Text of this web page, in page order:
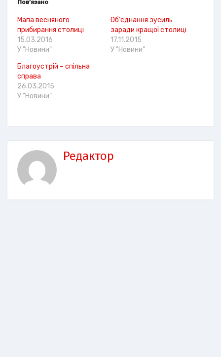
Пов’язано
Мапа весняного
прибирання столиці
15.03.2016
У "Новини"
Об’єднання зусиль
заради кращої столиці
17.11.2015
У "Новини"
Благоустрій – спільна
справа
26.03.2015
У "Новини"
Редактор